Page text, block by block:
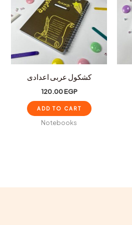
كشكول عربى اعدادى
120.00EGP
ADD TO CART
Notebooks